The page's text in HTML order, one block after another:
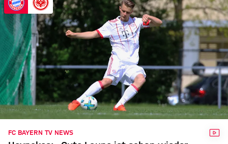
FC BAYERN TV NEWS